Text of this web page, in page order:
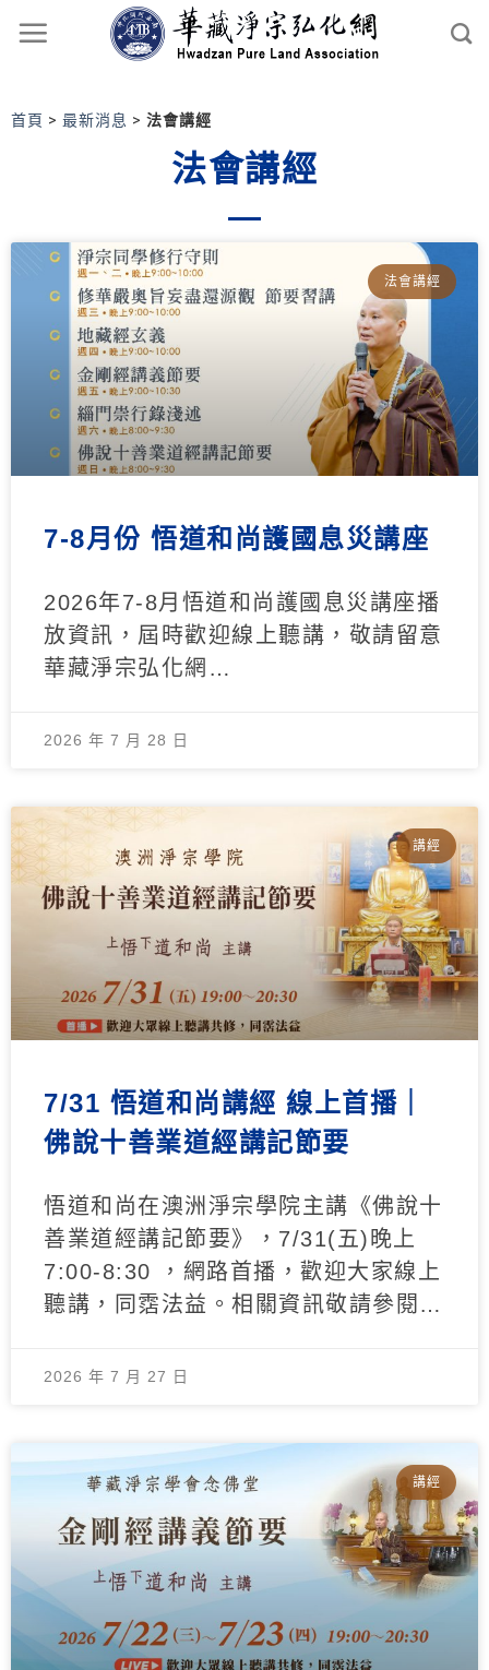
首頁 > 最新消息 > 法會講經
法會講經
法會講經
7-8月份 悟道和尚護國息災講座
2026年7-8月悟道和尚護國息災講座播
放資訊，屆時歡迎線上聽講，敬請留意
華藏淨宗弘化網…
2026 年 7 月 28 日
講經
7/31 悟道和尚講經 線上首播｜
佛說十善業道經講記節要
悟道和尚在澳洲淨宗學院主講《佛說十
善業道經講記節要》，7/31(五)晚上
7:00-8:30 ，網路首播，歡迎大家線上
聽講，同霑法益。相關資訊敬請參閱…
2026 年 7 月 27 日
講經